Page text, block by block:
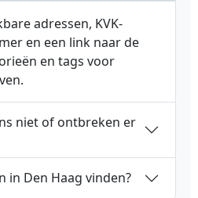
adressen, KVK-
en een link naar de
en tags voor
niet of ontbreken er
in Den Haag vinden?